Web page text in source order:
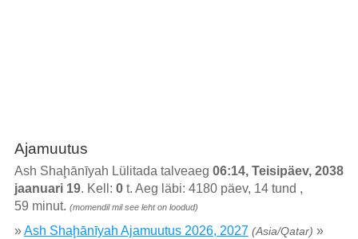
Ajamuutus
Ash Shaḩānīyah Lülitada talveaeg 06:14, Teisipäev, 2038
jaanuari 19. Kell: 0t. Aeg läbi: 4180 päev, 14 tund ,
59 minut. (momendil mil see leht on loodud)
»Ash Shaḩānīyah Ajamuutus 2026, 2027 (Asia/Qatar) »